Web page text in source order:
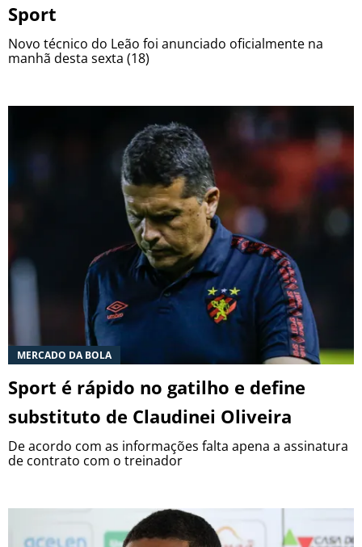
Sport
Novo técnico do Leão foi anunciado oficialmente na
manhã desta sexta (18)
MERCADO DA BOLA
Sport é rápido no gatilho e define
substituto de Claudinei Oliveira
De acordo com as informações falta apena a assinatura
de contrato com o treinador